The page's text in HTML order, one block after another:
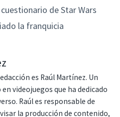
de Star Wars
la franquicia
es Raúl Martínez. Un
videojuegos que ha dedicado
Raúl es responsable de
la producción de contenido,